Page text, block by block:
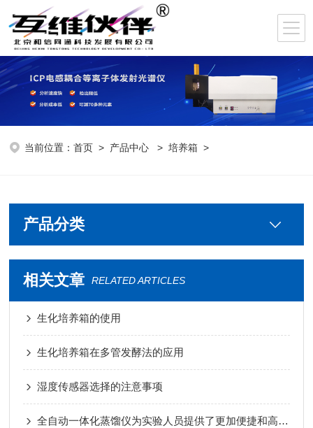
当前位置：首页 > 产品中心 >培养箱 >
产品分类
相关文章 RELATED ARTICLES
生化培养箱的使用
生化培养箱在多管发酵法的应用
湿度传感器选择的注意事项
全自动一体化蒸馏仪为实验人员提供了更加便捷和高效的实验手段